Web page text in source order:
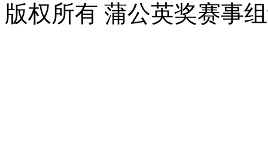
版权所有 蒲公英奖赛事